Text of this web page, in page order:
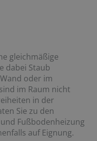
gleichmäßige
dabei Staub
oder im
im Raum nicht
in der
Sie zu den
Fußbodenheizung
auf Eignung.